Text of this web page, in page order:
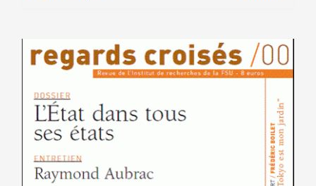
variations.
Les
être
choisies
page